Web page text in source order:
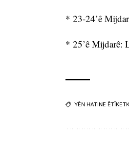
* 23-24’ê
* 25’ê Mijdarê:
YÊN HATINE